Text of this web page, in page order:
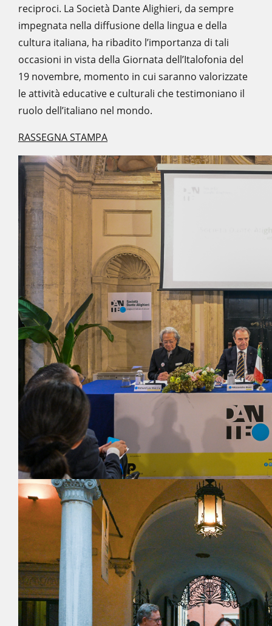
reciproci. La Società Dante Alighieri, da sempre
impegnata nella diffusione della lingua e della
cultura italiana, ha ribadito l’importanza di tali
occasioni in vista della Giornata dell’Italofonia del
19 novembre, momento in cui saranno valorizzate
le attività educative e culturali che testimoniano il
ruolo dell’italiano nel mondo.
RASSEGNA STAMPA